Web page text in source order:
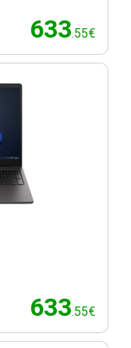
633.55€
633.55€